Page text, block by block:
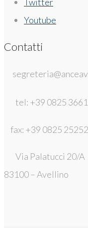
Youtube
Contatti
tel: +39 0825
fax: +39 0825 25252
Via Palatucci 20/A
83100 – Avellino